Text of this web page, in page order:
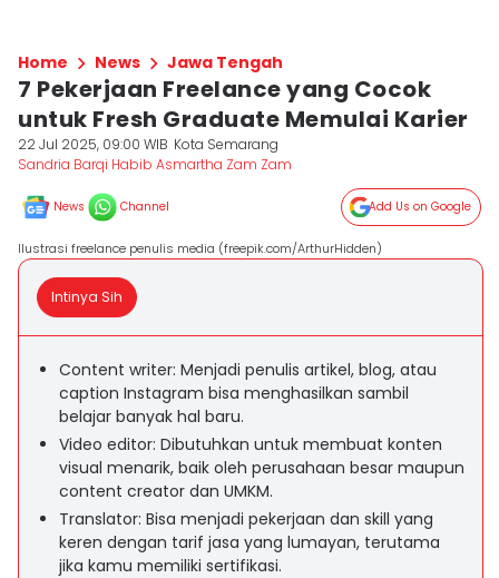
Home News Jawa Tengah
7 Pekerjaan Freelance yang Cocok
untuk Fresh Graduate Memulai Karier
22 Jul 2025, 09:00 WIB Kota Semarang
Sandria Barqi Habib Asmartha Zam Zam
News Channel Add Us on Google
Ilustrasi freelance penulis media (freepik.com/ArthurHidden)
Intinya Sih
Content writer: Menjadi penulis artikel, blog, atau
caption Instagram bisa menghasilkan sambil
belajar banyak hal baru.
Video editor: Dibutuhkan untuk membuat konten
visual menarik, baik oleh perusahaan besar maupun
content creator dan UMKM.
Translator: Bisa menjadi pekerjaan dan skill yang
keren dengan tarif jasa yang lumayan, terutama
jika kamu memiliki sertifikasi.